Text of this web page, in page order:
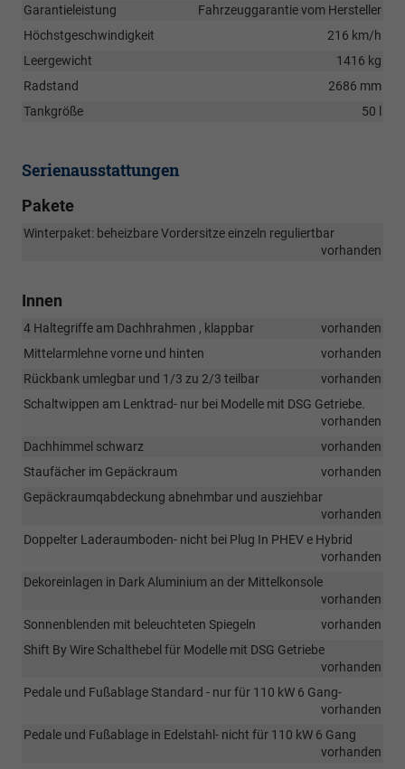
Garantieleistung
Fahrzeuggarantie vom Hersteller
Höchstgeschwindigkeit
216 km/h
Leergewicht
1416 kg
Radstand
2686 mm
Tankgröße
50 l
Serienausstattungen
Pakete
Winterpaket: beheizbare Vordersitze einzeln reguliertbar
vorhanden
Innen
4 Haltegriffe am Dachhrahmen , klappbar
vorhanden
Mittelarmlehne vorne und hinten
vorhanden
Rückbank umlegbar und 1/3 zu 2/3 teilbar
vorhanden
Schaltwippen am Lenktrad- nur bei Modelle mit DSG Getriebe.
vorhanden
Dachhimmel schwarz
vorhanden
Staufächer im Gepäckraum
vorhanden
Gepäckraumqabdeckung abnehmbar und ausziehbar
vorhanden
Doppelter Laderaumboden- nicht bei Plug In PHEV e Hybrid
vorhanden
Dekoreinlagen in Dark Aluminium an der Mittelkonsole
vorhanden
Sonnenblenden mit beleuchteten Spiegeln
vorhanden
Shift By Wire Schalthebel für Modelle mit DSG Getriebe
vorhanden
Pedale und Fußablage Standard - nur für 110 kW 6 Gang-
vorhanden
Pedale und Fußablage in Edelstahl- nicht für 110 kW 6 Gang
vorhanden